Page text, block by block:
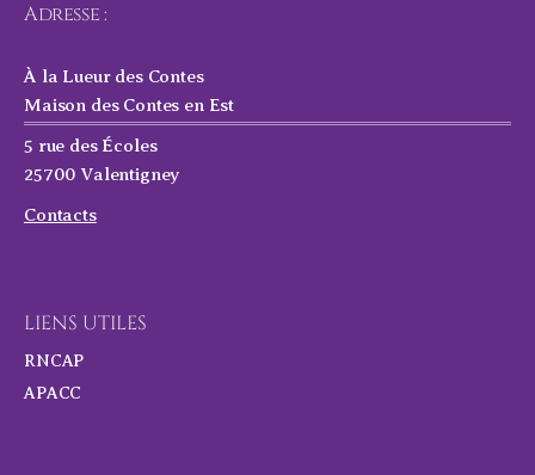
Adresse :
À la Lueur des Contes
Maison des Contes en Est
5 rue des Écoles
25700 Valentigney
Contacts
LIENS UTILES
RNCAP
APACC